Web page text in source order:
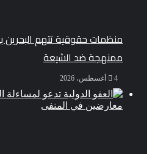
منظمات حقوقية تتهم
ممنهجة ضد الشيعة
4 أغسطس، 2026